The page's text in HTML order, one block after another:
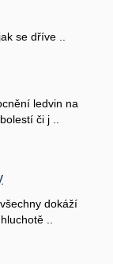
se dříve ..
ledvin na
či j ..
dokáží
..